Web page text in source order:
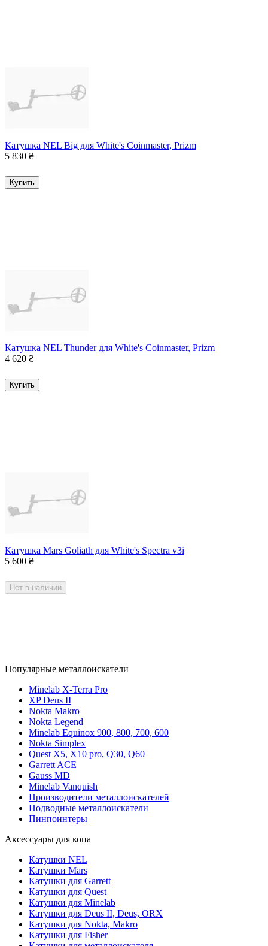
Катушка NEL Big для White's Coinmaster, Prizm
5 830 ₴
Купить
Катушка NEL Thunder для White's Coinmaster, Prizm
4 620 ₴
Купить
Катушка Mars Goliath для White's Spectra v3i
5 600 ₴
Нет в наличии
Популярные металлоискатели
Minelab X-Terra Pro
XP Deus II
Nokta Makro
Nokta Legend
Minelab Equinox 900, 800, 700, 600
Nokta Simplex
Quest X5, X10 pro, Q30, Q60
Garrett ACE
Gauss MD
Minelab Vanquish
Производители металлоискателей
Подводные металлоискатели
Пинпоинтеры
Аксессуары для копа
Катушки NEL
Катушки Mars
Катушки для Garrett
Катушки для Quest
Катушки для Minelab
Катушки для Deus II, Deus, ORX
Катушки для Nokta, Makro
Катушки для Fisher